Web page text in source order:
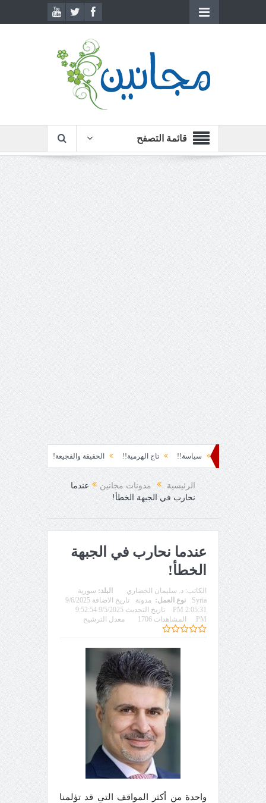
قائمة التصفح
نشوة!! سياسة!! تاج الهرمية!! الحقيقة والفجيعة!! لِقاءُ في المَطَرِ!
المفاجئ!
الرئيسية مدونات مجانين
عندما
نحارب في الجبهة الخطأ!
عندما نحارب في الجبهة
الخطأ!
الكاتب: د. سليمان الخضاري البلد: سورية
Syria
نوع العمل: مدونة
تاريخ الاضافة 9/6/2025
2:05:31 PM
تاريخ التحديث 9/5/2025 9:52:54
PM
المشاهدات 1706 معدل الترشيح
واحدة من أكثر المواقف التي قد تؤلمنا